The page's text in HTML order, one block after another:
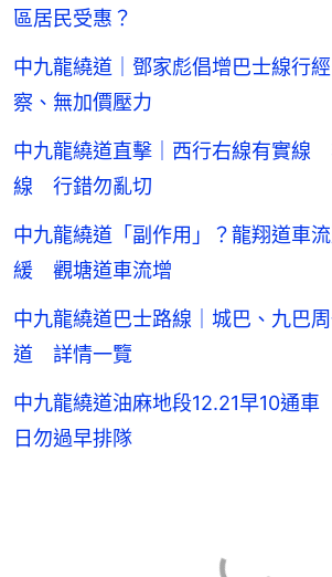
區居民受惠？
中九龍繞道｜鄧家彪倡增巴士線行
察、無加價壓力
中九龍繞道直擊｜西行右線有實線
線 行錯勿亂切
中九龍繞道「副作用」？龍翔道車
緩 觀塘道車流增
中九龍繞道巴士路線｜城巴、九巴
道 詳情一覽
中九龍繞道油麻地段12.21早10通
日勿過早排隊